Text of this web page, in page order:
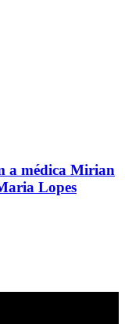
a médica Mirian
Lopes